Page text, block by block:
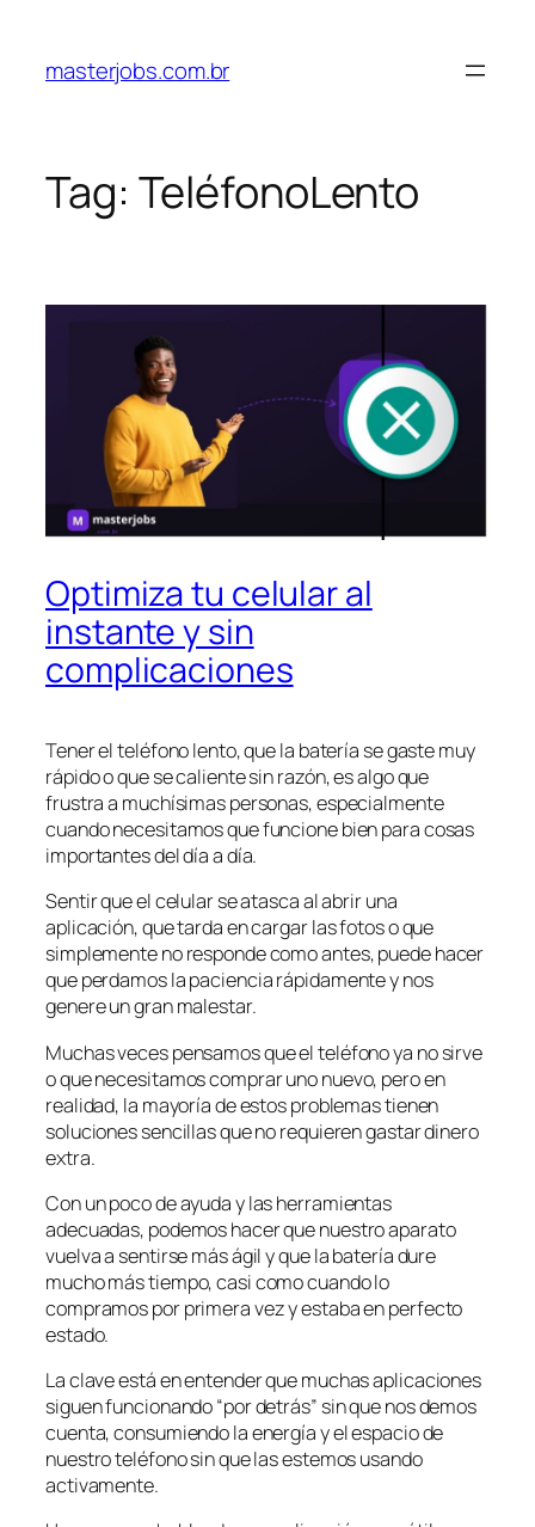
masterjobs.com.br
Tag: TeléfonoLento
Optimiza tu celular al
instante y sin
complicaciones
Tener el teléfono lento, que la batería se gaste muy
rápido o que se caliente sin razón, es algo que
frustra a muchísimas personas, especialmente
cuando necesitamos que funcione bien para cosas
importantes del día a día.
Sentir que el celular se atasca al abrir una
aplicación, que tarda en cargar las fotos o que
simplemente no responde como antes, puede hacer
que perdamos la paciencia rápidamente y nos
genere un gran malestar.
Muchas veces pensamos que el teléfono ya no sirve
o que necesitamos comprar uno nuevo, pero en
realidad, la mayoría de estos problemas tienen
soluciones sencillas que no requieren gastar dinero
extra.
Con un poco de ayuda y las herramientas
adecuadas, podemos hacer que nuestro aparato
vuelva a sentirse más ágil y que la batería dure
mucho más tiempo, casi como cuando lo
compramos por primera vez y estaba en perfecto
estado.
La clave está en entender que muchas aplicaciones
siguen funcionando “por detrás” sin que nos demos
cuenta, consumiendo la energía y el espacio de
nuestro teléfono sin que las estemos usando
activamente.